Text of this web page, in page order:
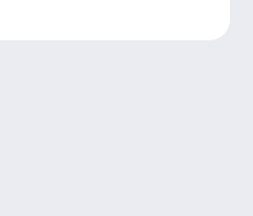
quasi quanto un T-Rex!